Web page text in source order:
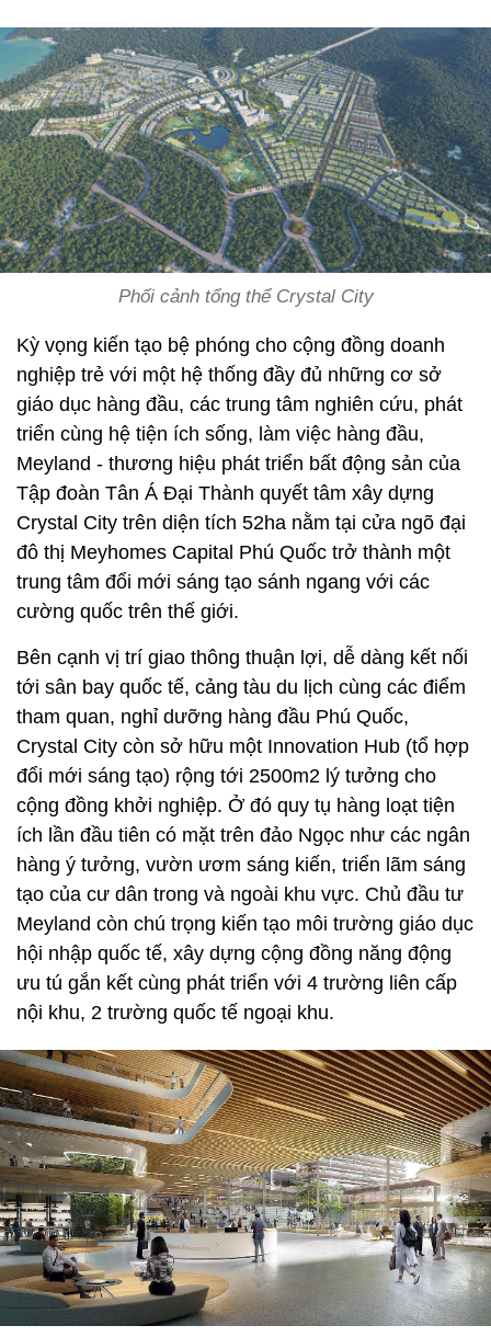
Phối cảnh tổng thể Crystal City
Kỳ vọng kiến tạo bệ phóng cho cộng đồng doanh
nghiệp trẻ với một hệ thống đầy đủ những cơ sở
giáo dục hàng đầu, các trung tâm nghiên cứu, phát
triển cùng hệ tiện ích sống, làm việc hàng đầu,
Meyland - thương hiệu phát triển bất động sản của
Tập đoàn Tân Á Đại Thành quyết tâm xây dựng
Crystal City trên diện tích 52ha nằm tại cửa ngõ đại
đô thị Meyhomes Capital Phú Quốc trở thành một
trung tâm đổi mới sáng tạo sánh ngang với các
cường quốc trên thế giới.
Bên cạnh vị trí giao thông thuận lợi, dễ dàng kết nối
tới sân bay quốc tế, cảng tàu du lịch cùng các điểm
tham quan, nghỉ dưỡng hàng đầu Phú Quốc,
Crystal City còn sở hữu một Innovation Hub (tổ hợp
đổi mới sáng tạo) rộng tới 2500m2 lý tưởng cho
cộng đồng khởi nghiệp. Ở đó quy tụ hàng loạt tiện
ích lần đầu tiên có mặt trên đảo Ngọc như các ngân
hàng ý tưởng, vườn ươm sáng kiến, triển lãm sáng
tạo của cư dân trong và ngoài khu vực. Chủ đầu tư
Meyland còn chú trọng kiến tạo môi trường giáo dục
hội nhập quốc tế, xây dựng cộng đồng năng động
ưu tú gắn kết cùng phát triển với 4 trường liên cấp
nội khu, 2 trường quốc tế ngoại khu.